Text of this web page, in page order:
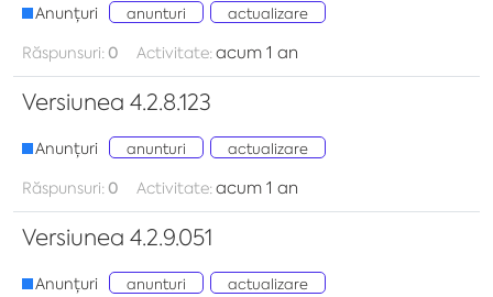
Anunțuri anunturi actualizare
Răspunsuri:0 Activitate:acum 1 an
Versiunea 4.2.8.123
Anunțuri anunturi actualizare
Răspunsuri:0 Activitate:acum 1 an
Versiunea 4.2.9.051
Anunțuri anunturi actualizare